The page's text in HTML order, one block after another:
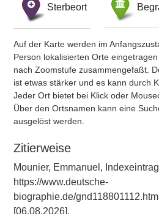
Sterbeort
Auf der Karte werden im
Person lokalisierten Orte
nach Zoomstufe zusammengefaßt.
ist etwas stärker und es kann durch
Jeder Ort bietet bei Klick oder
Über den Ortsnamen kann eine
ausgelöst werden.
Zitierweise
Mounier, Emmanuel,
https://www.deutsche-
biographie.de/
[06.08.2026].